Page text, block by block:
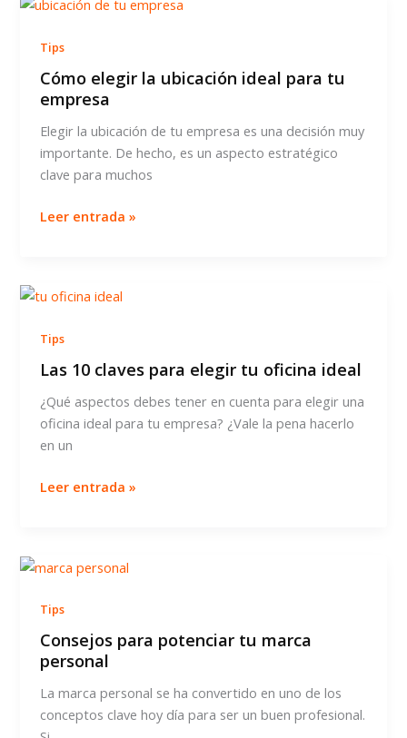
buen
fiscal
Tips
Cómo elegir la ubicación ideal para tu
empresa
Elegir la ubicación de tu empresa es una decisión muy
importante. De hecho, es un aspecto estratégico
clave para muchos
Cómo
ideal
tu
empresa
Leer entrada »
Tips
Las 10 claves para elegir tu oficina ideal
¿Qué aspectos debes tener en cuenta para elegir una
oficina ideal para tu empresa? ¿Vale la pena hacerlo
en un
Las
elegir
oficina
ideal
Leer entrada »
Tips
Consejos para potenciar tu marca
personal
La marca personal se ha convertido en uno de los
conceptos clave hoy día para ser un buen profesional.